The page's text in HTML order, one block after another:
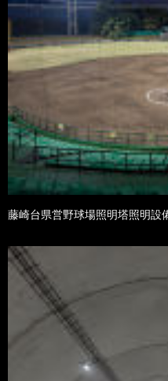
藤崎台県営野球場照明塔照明設